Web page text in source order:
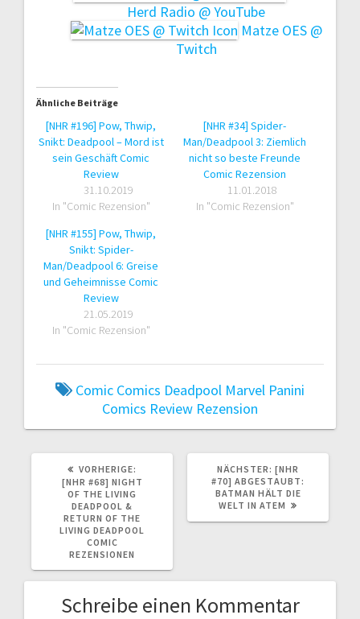
Herd Radio @ YouTube
Matze OES @
Twitch
Ähnliche Beiträge
[NHR #196] Pow, Thwip,
Snikt: Deadpool – Mord ist
sein Geschäft Comic
Review
31.10.2019
In "Comic Rezension"
[NHR #34] Spider-
Man/Deadpool 3: Ziemlich
nicht so beste Freunde
Comic Rezension
11.01.2018
In "Comic Rezension"
[NHR #155] Pow, Thwip,
Snikt: Spider-
Man/Deadpool 6: Greise
und Geheimnisse Comic
Review
21.05.2019
In "Comic Rezension"
Comic Comics Deadpool Marvel Panini
Comics Review Rezension
VORHERIGE:
BEITRAG:
[NHR #68] NIGHT
OF THE LIVING
DEADPOOL &
RETURN OF THE
LIVING DEADPOOL
COMIC
REZENSIONEN
NÄCHSTER: NÄCHSTER
BEITRAG:
[NHR
#70] ABGESTAUBT:
BATMAN HÄLT DIE
WELT IN ATEM
Schreibe einen Kommentar